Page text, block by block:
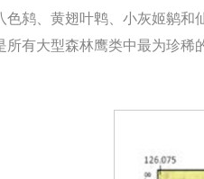
色鸫、黄翅叶鹎、小灰姬鹟
所有大型森林鹰类中最为珍稀